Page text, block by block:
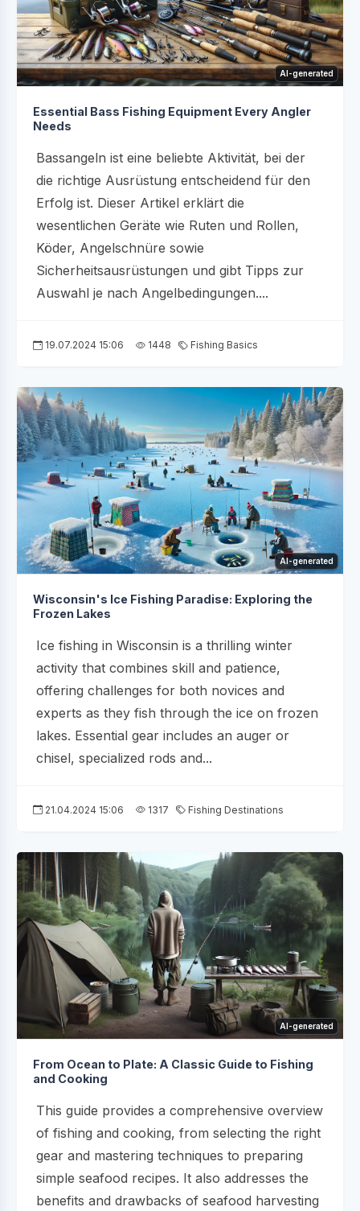
AI-generated
Essential Bass Fishing Equipment Every Angler
Needs
Bassangeln ist eine beliebte Aktivität, bei der
die richtige Ausrüstung entscheidend für den
Erfolg ist. Dieser Artikel erklärt die
wesentlichen Geräte wie Ruten und Rollen,
Köder, Angelschnüre sowie
Sicherheitsausrüstungen und gibt Tipps zur
Auswahl je nach Angelbedingungen....
19.07.2024 15:06 1448 Fishing Basics
AI-generated
Wisconsin's Ice Fishing Paradise: Exploring the
Frozen Lakes
Ice fishing in Wisconsin is a thrilling winter
activity that combines skill and patience,
offering challenges for both novices and
experts as they fish through the ice on frozen
lakes. Essential gear includes an auger or
chisel, specialized rods and...
21.04.2024 15:06 1317 Fishing Destinations
AI-generated
From Ocean to Plate: A Classic Guide to Fishing
and Cooking
This guide provides a comprehensive overview
of fishing and cooking, from selecting the right
gear and mastering techniques to preparing
simple seafood recipes. It also addresses the
benefits and drawbacks of seafood harvesting